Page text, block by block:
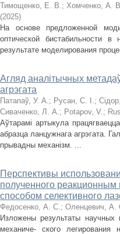
Тимощенко, Е. В.; Хомченко, А.
(2025)
На основе предложенной
оптической бистабильности
результате моделирования
Агляд аналітычных
агрэгата
Патапаў, У. А.; Русан, С. І.;
Сиваченко, Л. А.; Potapov, V.;
Аўтарамі артыкула
абразца ланцужнага агрэгата.
прывадны механізм. ...
Перспективы
полученного реакционным
способом селективного
Федосенко, А. С.; Оленцевич, А.
Изложены результаты научных
механиче‑ ского легирования